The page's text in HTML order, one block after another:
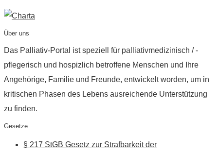
Über uns
Das Palliativ-Portal ist speziell für palliativmedizinisch / -
pflegerisch und hospizlich betroffene Menschen und Ihre
Angehörige, Familie und Freunde, entwickelt worden, um in
kritischen Phasen des Lebens ausreichende Unterstützung
zu finden.
Gesetze
§ 217 StGB Gesetz zur Strafbarkeit der